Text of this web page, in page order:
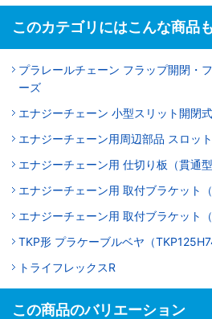
このカテゴリにはこんな商品
プラレールチェーン フラップ開閉・
ーズ
エナジーチェーン 小型スリット開閉
エナジーチェーン用周辺部品 スロッ
エナジーチェーン用 仕切り板（貫通
エナジーチェーン用 取付ブラケット
エナジーチェーン用 取付ブラケット
TKP形 プラケーブルベヤ（
トライフレックスR
この商品のバリエーション